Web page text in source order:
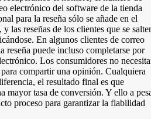
electrónico del software de la tienda
para la reseña sólo se añade en el
las reseñas de los clientes que se
En algunos clientes de correo
puede incluso completarse por
Los consumidores no
compartir una opinión. Cualquiera
el resultado final es que
mayor tasa de conversión. Y ello a
proceso para garantizar la fiabilidad